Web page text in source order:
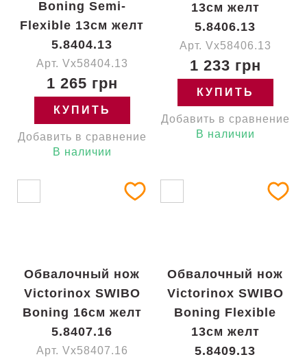
Boning Semi-
Flexible 13см желт
5.8404.13
Арт. Vx58404.13
1 265 грн
КУПИТЬ
Добавить в сравнение
В наличии
13см желт
5.8406.13
Арт. Vx58406.13
1 233 грн
КУПИТЬ
Добавить в сравнение
В наличии
Обвалочный нож
Victorinox SWIBO
Boning 16см желт
5.8407.16
Арт. Vx58407.16
Обвалочный нож
Victorinox SWIBO
Boning Flexible
13см желт
5.8409.13